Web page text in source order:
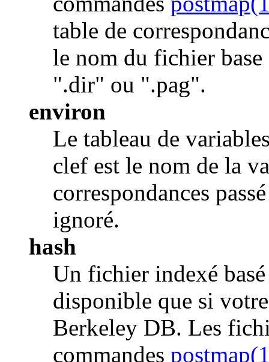
table de
le nom du fichier base
".dir" ou ".pag".
environ
Le tableau de
clef est le nom de la
correspondances
ignoré.
hash
Un fichier indexé basé
disponible que si
Berkeley DB. Les
commandes